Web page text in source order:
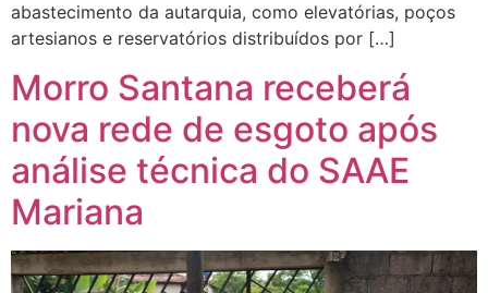
abastecimento da autarquia, como elevatórias, poços
artesianos e reservatórios distribuídos por […]
Morro Santana receberá
nova rede de esgoto após
análise técnica do SAAE
Mariana